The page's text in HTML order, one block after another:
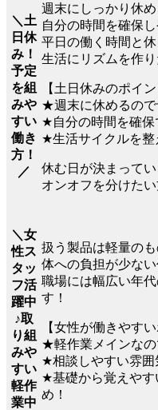
＼土
日休
み！
予定
を組
みや
すい
働き
方！
／
週末にしっかり休め
自分の時間を確保
平日の働く時間と
生活にリズムを作
【土日休みのポイ
★週末に休めるので
★自分の時間を確保
★生活サイクルを整
休む日が決まって
オンオフを分けた
＼女
性ス
タッ
フ活
躍中
♪取
り組
みや
すい
軽作
業中
扱う製品は軽量のも
体への負担が少ない
職場には幅広い年
す！
【女性が働きやす
★軽作業メインなの
★相談しやすい雰囲
★基礎から覚えやす
め！